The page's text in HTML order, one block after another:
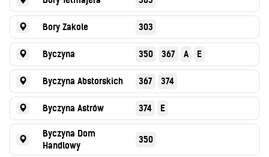
Bory Zakole 303
Byczyna 350 367 A E
Byczyna Abstorskich 367 374
Byczyna Astrów 374 E
Byczyna Dom
Handlowy
350